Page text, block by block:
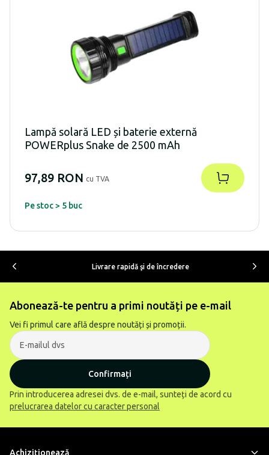
Lampă solară LED și baterie externă
POWERplus Snake de 2500 mAh
97,89 RON cu TVA
Pe stoc > 5 buc
Livrare rapidă şi de încredere
Abonează-te pentru a primi noutăți pe e-mail
Vei fi primul care află despre noutăți și promoții.
Confirmați
Prin introducerea adresei dvs. de e-mail, sunteți de acord cu
prelucrarea datelor cu caracter personal
Achiziţionează